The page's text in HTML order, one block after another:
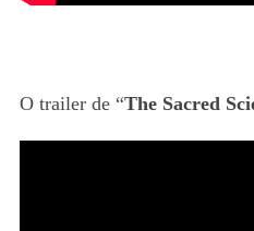
O trailer de “The Sacred